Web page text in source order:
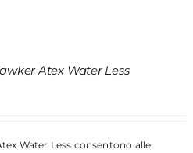
Atex Water Less
Water Less consentono alle